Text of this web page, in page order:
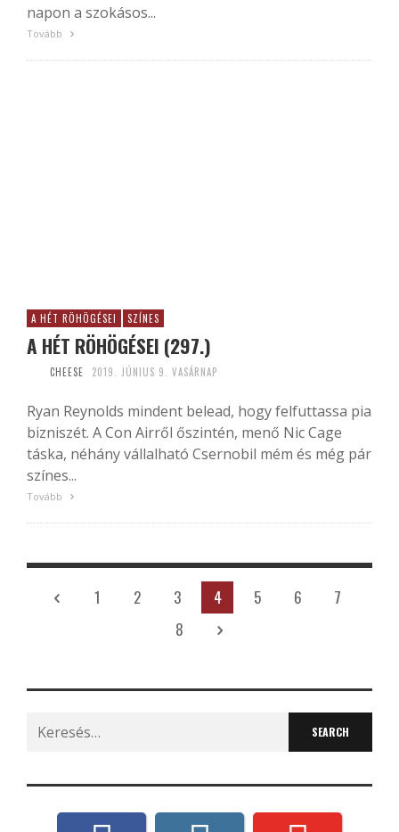
napon a szokásos...
Tovább
A HÉT RÖHÖGÉSEI SZÍNES
A HÉT RÖHÖGÉSEI (297.)
CHEESE 2019. JÚNIUS 9. VASÁRNAP
Ryan Reynolds mindent belead, hogy felfuttassa pia
bizniszét. A Con Airről őszintén, menő Nic Cage
táska, néhány vállalható Csernobil mém és még pár
színes...
Tovább
1 2 3 4 5 6
7
8
Search
for: